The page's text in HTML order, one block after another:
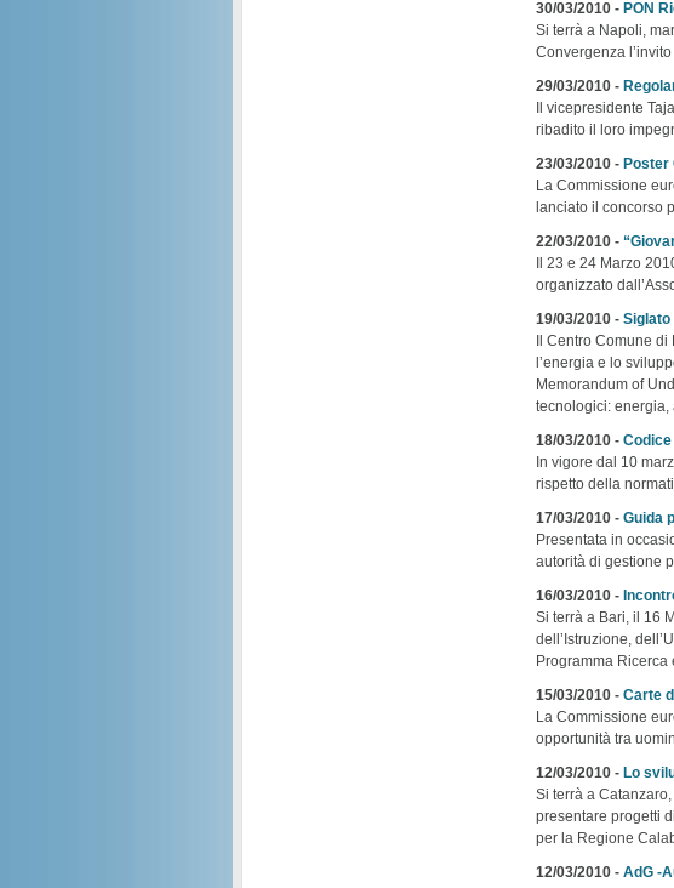
30/03/2010 - PON
Si terrà a Napoli,
Convergenza
29/03/2010 -
Il vicepresidente
ribadito il loro
23/03/2010 - Poster
La Commissione
lanciato il concorso
22/03/2010 -
Il 23 e 24 Marzo
organizzato
19/03/2010 - Siglato
Il Centro Comune di
l’energia e lo
Memorandum of
tecnologici: energia,
18/03/2010 -
In vigore dal 10
rispetto della
17/03/2010 - Guida
Presentata in
autorità di gestione
16/03/2010 -
Si terrà a Bari, il 16
dell’Istruzione,
Programma Ricerca
15/03/2010 - Carte
La Commissione
opportunità tra
12/03/2010 - Lo
Si terrà a
presentare progetti
per la Regione
12/03/2010 - AdG -